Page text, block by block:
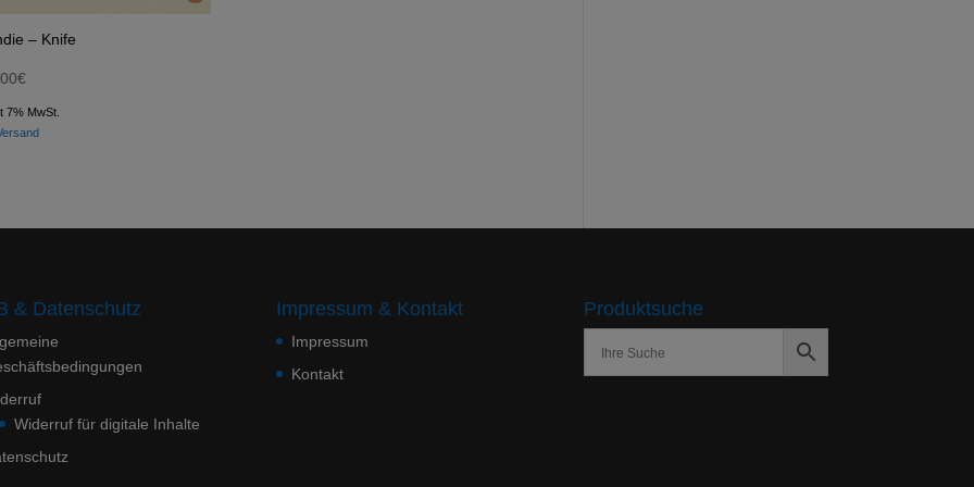
– Knife
€
7% MwSt.
& Datenschutz
Widerruf für digitale Inhalte
Impressum & Kontakt
Impressum
Kontakt
Produktsuche